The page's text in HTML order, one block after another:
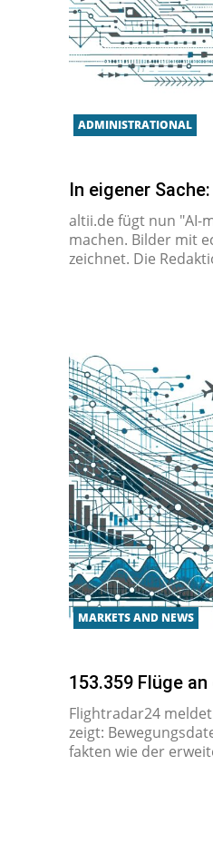
ADMINISTRATIONAL
In eigener
altii.de fügt nun "AI-
machen. Bilder mit
zeich­net. Die
MARKETS AND NEWS
153.359 Flüge
Flightra­da­r24
zeigt:
fak­ten wie der